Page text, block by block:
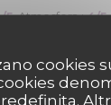
cookies
/5 Atmosfera:4/5